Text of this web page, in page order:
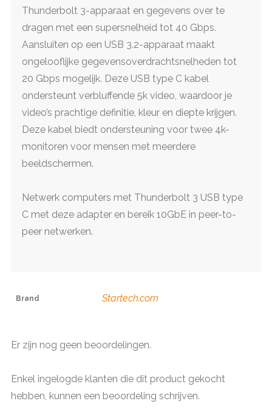
Thunderbolt 3-apparaat en gegevens over te
dragen met een supersnelheid tot 40 Gbps.
Aansluiten op een USB 3.2-apparaat maakt
ongelooflijke gegevensoverdrachtsnelheden tot
20 Gbps mogelijk. Deze USB type C kabel
ondersteunt verbluffende 5k video, waardoor je
video’s prachtige definitie, kleur en diepte krijgen.
Deze kabel biedt ondersteuning voor twee 4k-
monitoren voor mensen met meerdere
beeldschermen.
Netwerk computers met Thunderbolt 3 USB type
C met deze adapter en bereik 10GbE in peer-to-
peer netwerken.
Brand Startech.com
Er zijn nog geen beoordelingen.
Enkel ingelogde klanten die dit product gekocht
hebben, kunnen een beoordeling schrijven.